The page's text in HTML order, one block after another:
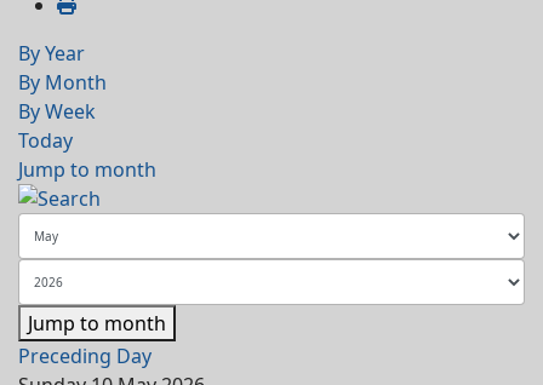
By Year
By Month
By Week
Today
Jump to month
Jump to month
Preceding Day